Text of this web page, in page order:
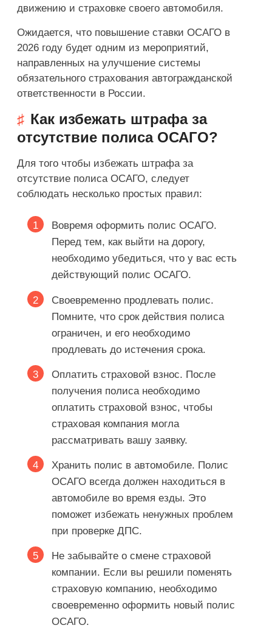
движению и страховке своего автомобиля.
Ожидается, что повышение ставки ОСАГО в
2026 году будет одним из мероприятий,
направленных на улучшение системы
обязательного страхования автогражданской
ответственности в России.
Как избежать штрафа за
отсутствие полиса ОСАГО?
Для того чтобы избежать штрафа за
отсутствие полиса ОСАГО, следует
соблюдать несколько простых правил:
Вовремя оформить полис ОСАГО.
Перед тем, как выйти на дорогу,
необходимо убедиться, что у вас есть
действующий полис ОСАГО.
Своевременно продлевать полис.
Помните, что срок действия полиса
ограничен, и его необходимо
продлевать до истечения срока.
Оплатить страховой взнос. После
получения полиса необходимо
оплатить страховой взнос, чтобы
страховая компания могла
рассматривать вашу заявку.
Хранить полис в автомобиле. Полис
ОСАГО всегда должен находиться в
автомобиле во время езды. Это
поможет избежать ненужных проблем
при проверке ДПС.
Не забывайте о смене страховой
компании. Если вы решили поменять
страховую компанию, необходимо
своевременно оформить новый полис
ОСАГО.